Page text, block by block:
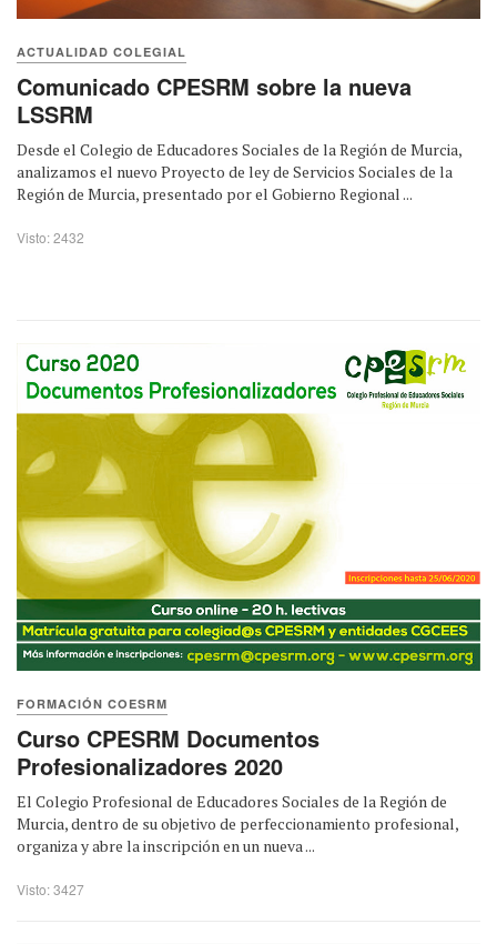
ACTUALIDAD COLEGIAL
Comunicado CPESRM sobre la nueva
LSSRM
Desde el Colegio de Educadores Sociales de la Región de Murcia,
analizamos el nuevo Proyecto de ley de Servicios Sociales de la
Región de Murcia, presentado por el Gobierno Regional ...
Visto: 2432
FORMACIÓN COESRM
Curso CPESRM Documentos
Profesionalizadores 2020
El Colegio Profesional de Educadores Sociales de la Región de
Murcia, dentro de su objetivo de perfeccionamiento profesional,
organiza y abre la inscripción en un nueva ...
Visto: 3427